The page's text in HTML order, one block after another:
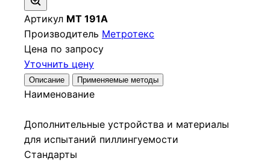
Артикул МТ 191А
Производитель Метротекс
Цена по запросу
Уточнить цену
Описание Применяемые методы
Наименование
Дополнительные устройства и материалы
для испытаний пиллингуемости
Стандарты